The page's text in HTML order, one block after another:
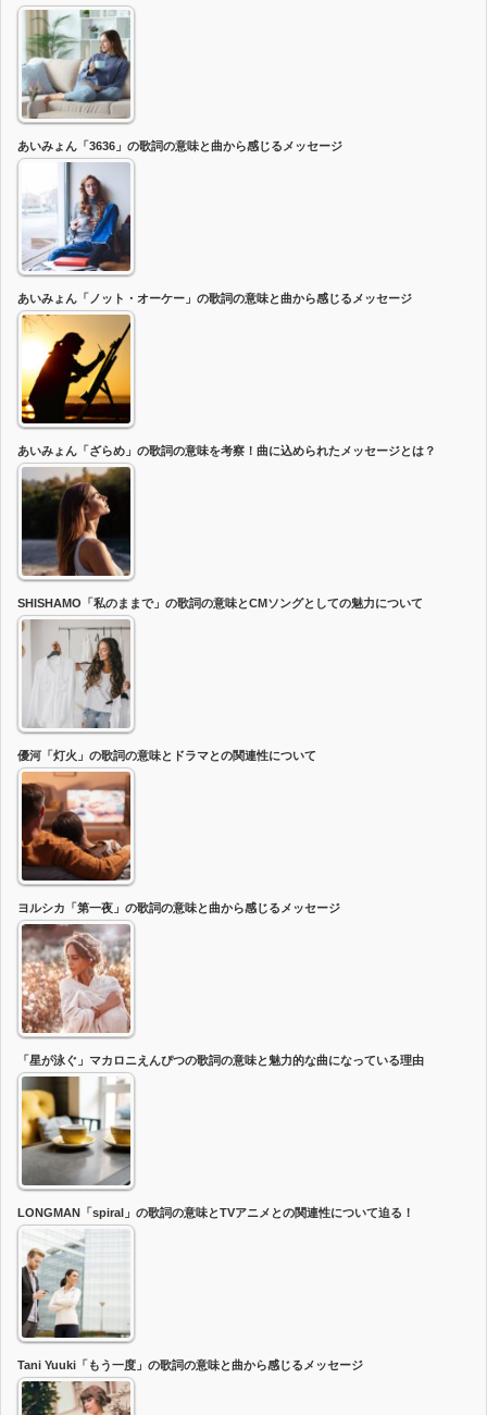
あいみょん「3636」の歌詞の意味と曲から感じるメッセージ
あいみょん「ノット・オーケー」の歌詞の意味と曲から感じるメッセージ
あいみょん「ざらめ」の歌詞の意味を考察！曲に込められたメッセージとは？
SHISHAMO「私のままで」の歌詞の意味とCMソングとしての魅力について
優河「灯火」の歌詞の意味とドラマとの関連性について
ヨルシカ「第一夜」の歌詞の意味と曲から感じるメッセージ
「星が泳ぐ」マカロニえんぴつの歌詞の意味と魅力的な曲になっている理由
LONGMAN「spiral」の歌詞の意味とTVアニメとの関連性について迫る！
Tani Yuuki「もう一度」の歌詞の意味と曲から感じるメッセージ